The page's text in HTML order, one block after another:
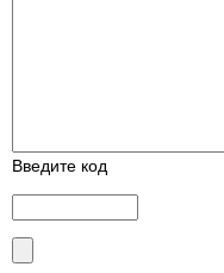
Введите код